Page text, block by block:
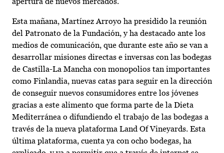
Esta mañana, Martínez Arroyo ha presidido la reunión
del Patronato de la Fundación, y ha destacado ante los
medios de comunicación, que durante este año se van a
desarrollar misiones directas e inversas con las bodegas
de Castilla-La Mancha con monopolios tan importantes
como Finlandia, nuevas catas para seguir en la dirección
de conseguir nuevos consumidores entre los jóvenes
gracias a este alimento que forma parte de la Dieta
Mediterránea o difundiendo el trabajo de las bodegas a
través de la nueva plataforma Land Of Vineyards. Esta
última plataforma, cuenta ya con ocho bodegas, ha